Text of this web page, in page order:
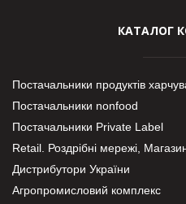
КАТАЛОГ
Постачальники продуктів
Постачальники nonfood
Постачальники Private Label
Retail. Роздрібні мережі,
Дистрибутори України
Агропромисловий комплекс